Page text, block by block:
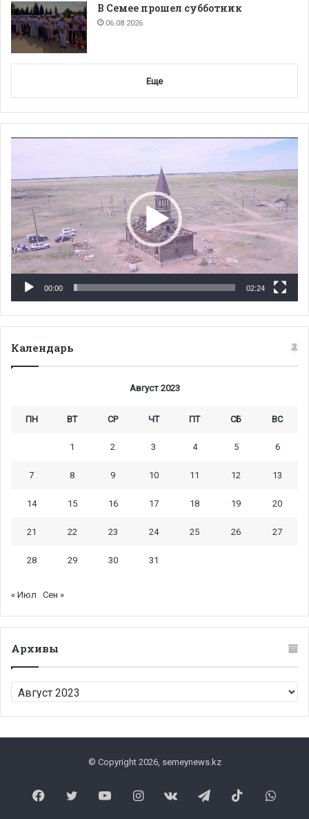
В Семее прошел субботник
06.08.2026
Еще
00:00 02:24
Календарь
Август 2023
ПН ВТ СР ЧТ ПТ СБ ВС
1 2 3 4 5 6
7 8 9 10 11 12 13
14 15 16 17 18 19 20
21 22 23 24 25 26 27
28 29 30 31
« Июл Сен »
Архивы
Архивы
© Copyright 2026, semeynews.kz
FacebookTwitterYouTubeInstagramvk.comTelegramTikTok